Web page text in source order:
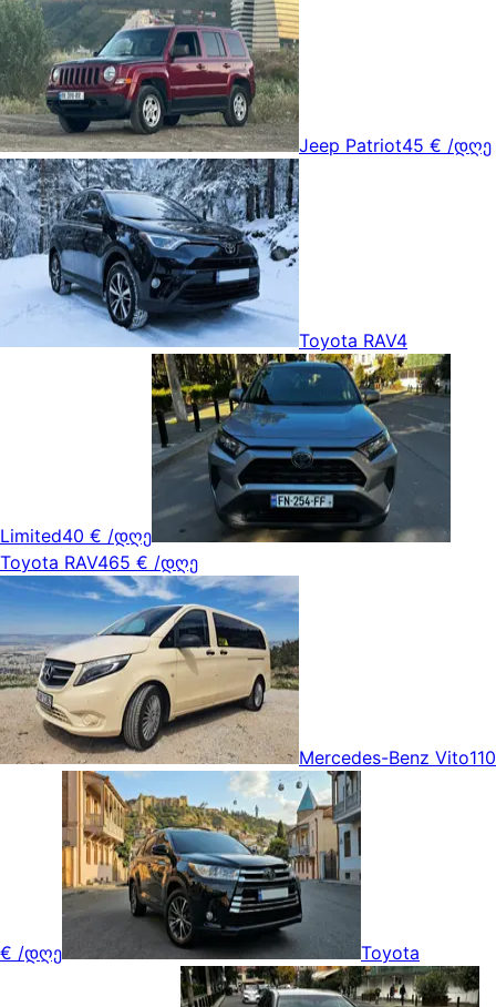
Jeep Patriot45 € /დღე
Toyota RAV4
Limited40 € /დღე
Toyota RAV465 € /დღე
Mercedes-Benz Vito110
€ /დღე Toyota